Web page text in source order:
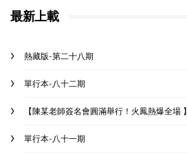
最新上載
熱藏版-第二十八期
單行本-八十二期
【陳某老師簽名會圓滿舉行！火鳳熱爆全場 】
單行本-八十一期